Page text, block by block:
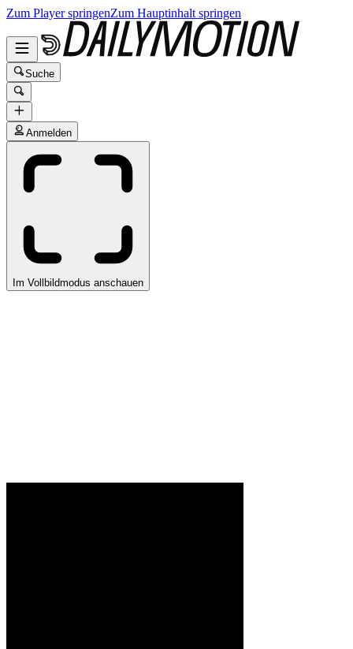
Zum Player springenZum Hauptinhalt springen
Suche
Anmelden
Im Vollbildmodus anschauen